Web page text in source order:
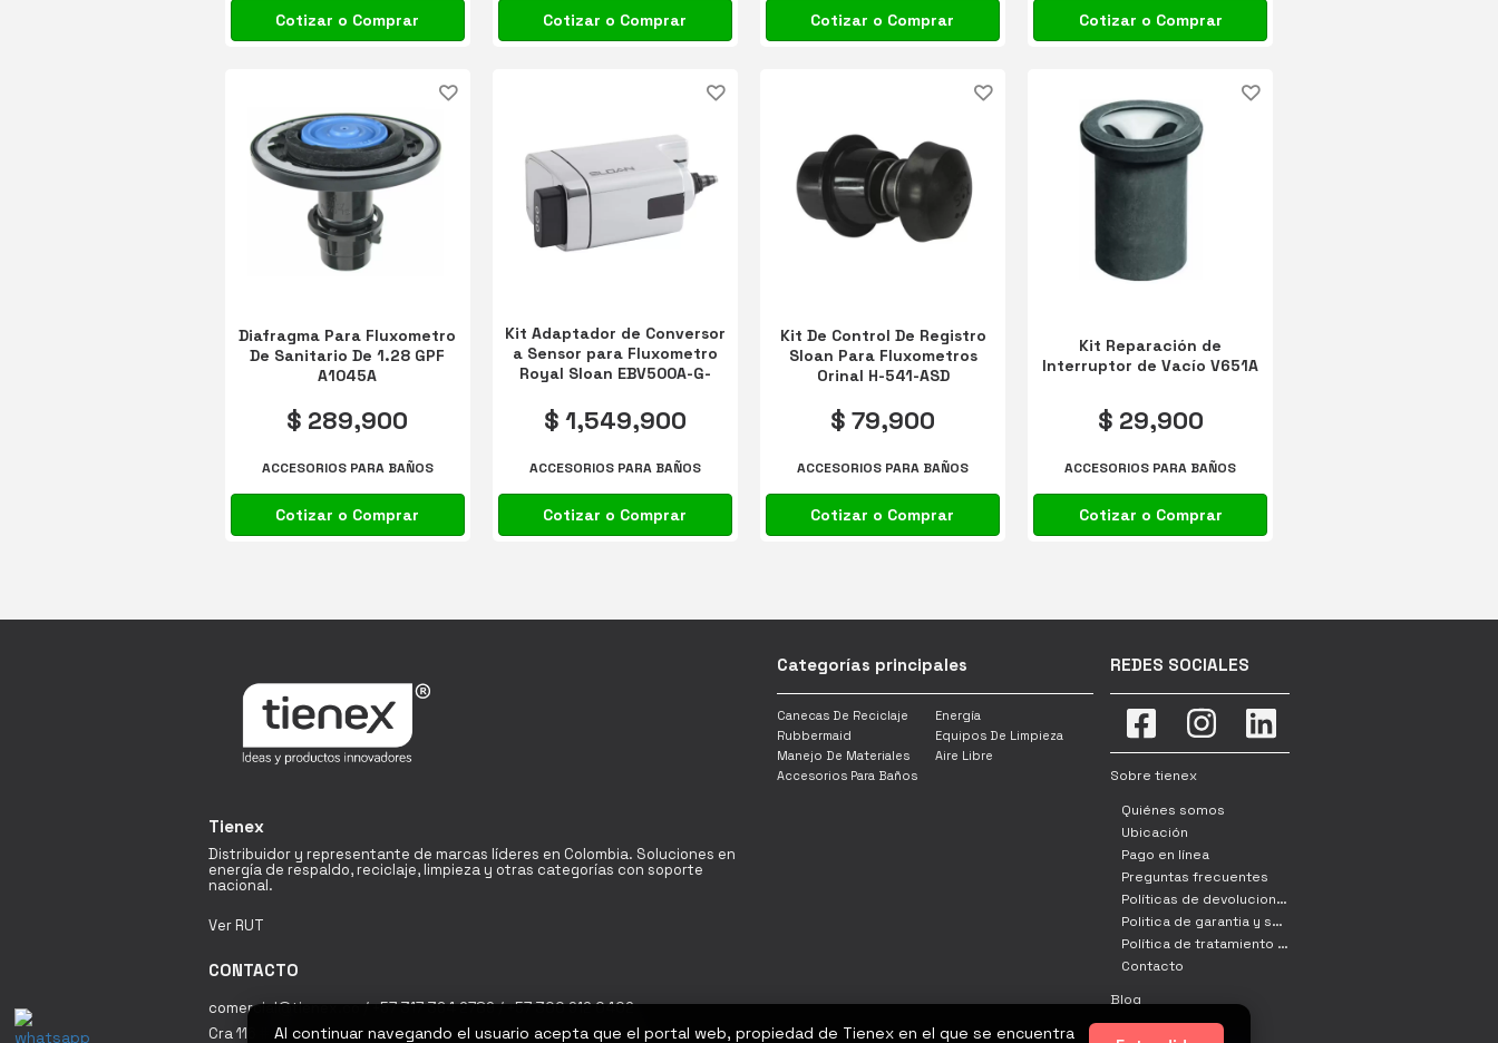
Cotizar o Comprar Cotizar o Comprar Cotizar o Comprar Cotizar o Comprar
Diafragma Para Fluxometro
De Sanitario De 1.28 GPF
A1045A
$ 289,900
ACCESORIOS PARA BAÑOS
Cotizar o Comprar
Kit Adaptador de Conversor
a Sensor para Fluxometro
Royal Sloan EBV500A-G-
$ 1,549,900
ACCESORIOS PARA BAÑOS
Cotizar o Comprar
Kit De Control De Registro
Sloan Para Fluxometros
Orinal H-541-ASD
$ 79,900
ACCESORIOS PARA BAÑOS
Cotizar o Comprar
Kit Reparación de
Interruptor de Vacío V651A
$ 29,900
ACCESORIOS PARA BAÑOS
Cotizar o Comprar
Tienex
Distribuidor y representante de marcas líderes en Colombia. Soluciones en
energía de respaldo, reciclaje, limpieza y otras categorías con soporte
nacional.
Ver RUT
CONTACTO
comercial@tienex.co / +57 317 364 2789 / +57 300 912 0402
Cra 116 # 19A - 60 Bodega 18 Fontibón / Bogotá D.C - Colombia
Categorías principales
Canecas De Reciclaje
Energía
Rubbermaid
Equipos De Limpieza
Manejo De Materiales
Aire Libre
Accesorios Para Baños
REDES SOCIALES
Sobre tienex
Quiénes somos
Ubicación
Pago en línea
Preguntas frecuentes
Políticas de devoluciones, cambio y retracto
Politica de garantia y servicio tecnico
Política de tratamiento de datos
Contacto
Blog
Al continuar navegando el usuario acepta que el portal web, propiedad de Tienex en el que se encuentra